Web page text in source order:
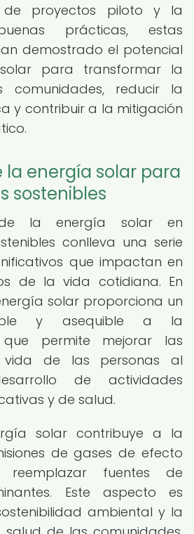
de proyectos piloto y la
prácticas, estas
demostrado el potencial
para transformar la
reducir la
y contribuir a la mitigación
la energía solar para
sostenibles
la energía solar en
conlleva una serie
que impactan en
de la vida cotidiana. En
solar proporciona un
y asequible a la
permite mejorar las
vida de las personas al
de actividades
y de salud.
solar contribuye a la
de gases de efecto
reemplazar fuentes de
Este aspecto es
ambiental y la